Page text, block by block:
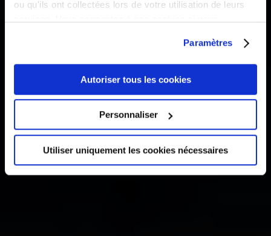
ou qu'ils ont collectées lors de votre utilisation de leurs
Paramètres
Autoriser tous les cookies
Personnaliser
Utiliser uniquement les cookies nécessaires
HOUSE
Serving Only the Best since
2013
SHOP